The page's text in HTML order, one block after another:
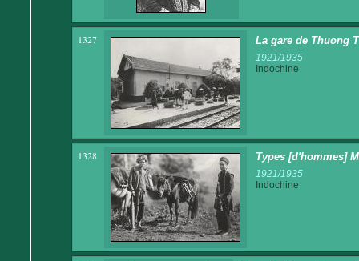
1327 La gare de Thuong
1921/1935
Indochine
1328 Types [d'hommes]
1921/1935
Indochine